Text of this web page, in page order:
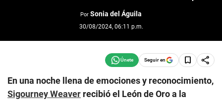
Por Sonia del Águila
30/08/2024, 06:11 p.m.
Seguir en
En una noche llena de emociones y reconocimiento,
Sigourney Weaver recibió el León de Oro a la